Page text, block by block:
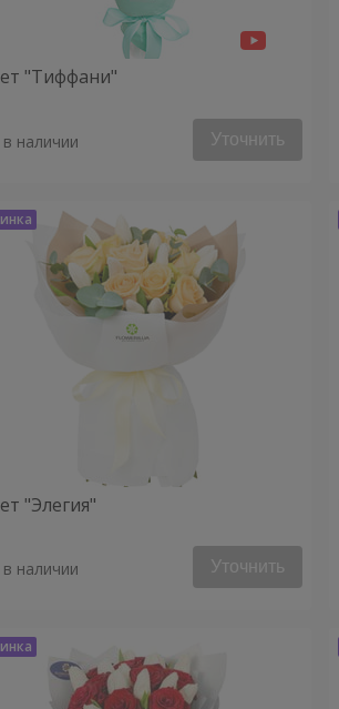
"Тиффани"
наличии Уточнить
"Элегия"
наличии Уточнить